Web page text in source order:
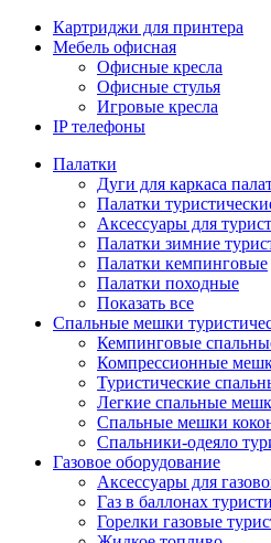
Картриджи для принтера
Мебель офисная
Офисные кресла
Офисные стулья
Игровые кресла
IP телефоны
Палатки
Дуги для каркаса
Палатки
Аксессуары для
Палатки зимние
Палатки кемпинговые
Палатки походные
Показать все
Спальные мешки
Кемпинговые
Компрессионные
Туристические
Легкие спальные
Спальные мешки
Спальники-одеяло
Газовое оборудование
Аксессуары для
Газ в баллонах
Горелки газовые